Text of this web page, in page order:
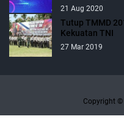
21 Aug 2020
Tutup TMMD
Kekuatan TNI
27 Mar 2019
Copyright ©